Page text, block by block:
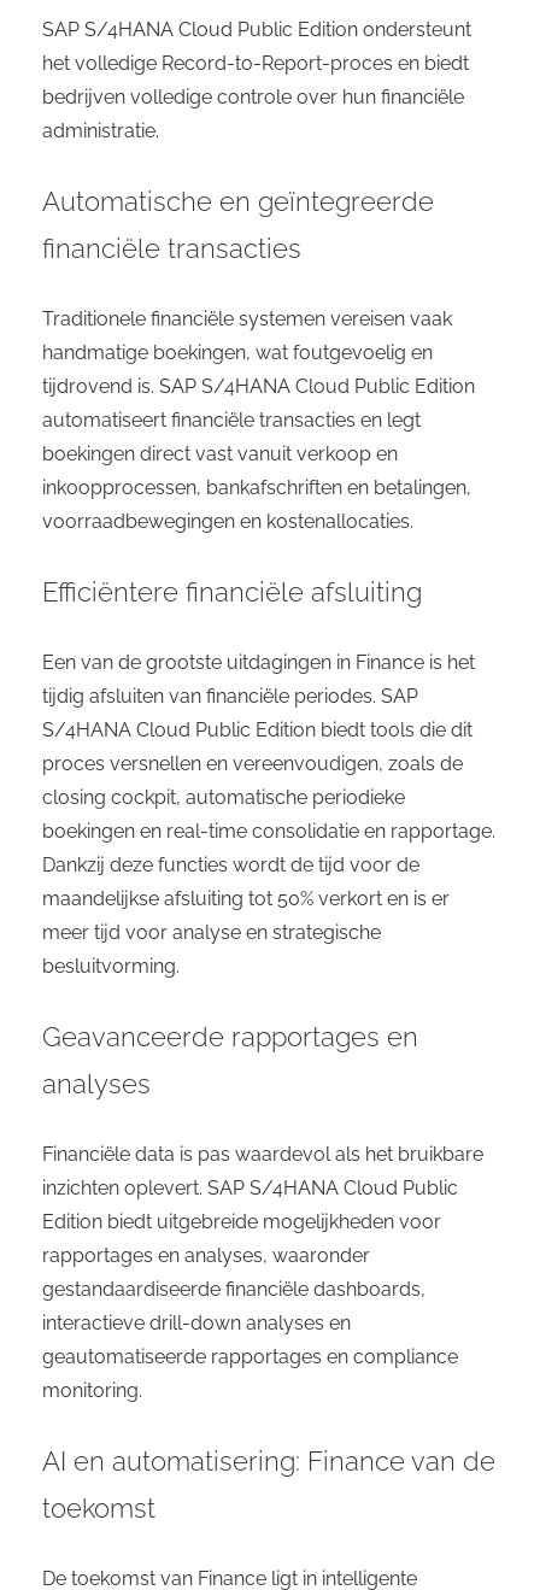
SAP S/4HANA Cloud Public Edition ondersteunt
het volledige Record-to-Report-proces en biedt
bedrijven volledige controle over hun financiële
administratie.
Automatische en geïntegreerde
financiële transacties
Traditionele financiële systemen vereisen vaak
handmatige boekingen, wat foutgevoelig en
tijdrovend is. SAP S/4HANA Cloud Public Edition
automatiseert financiële transacties en legt
boekingen direct vast vanuit verkoop en
inkoopprocessen, bankafschriften en betalingen,
voorraadbewegingen en kostenallocaties.
Efficiëntere financiële afsluiting
Een van de grootste uitdagingen in Finance is het
tijdig afsluiten van financiële periodes. SAP
S/4HANA Cloud Public Edition biedt tools die dit
proces versnellen en vereenvoudigen, zoals de
closing cockpit, automatische periodieke
boekingen en real-time consolidatie en rapportage.
Dankzij deze functies wordt de tijd voor de
maandelijkse afsluiting tot 50% verkort en is er
meer tijd voor analyse en strategische
besluitvorming.
Geavanceerde rapportages en
analyses
Financiële data is pas waardevol als het bruikbare
inzichten oplevert. SAP S/4HANA Cloud Public
Edition biedt uitgebreide mogelijkheden voor
rapportages en analyses, waaronder
gestandaardiseerde financiële dashboards,
interactieve drill-down analyses en
geautomatiseerde rapportages en compliance
monitoring.
AI en automatisering: Finance van de
toekomst
De toekomst van Finance ligt in intelligente